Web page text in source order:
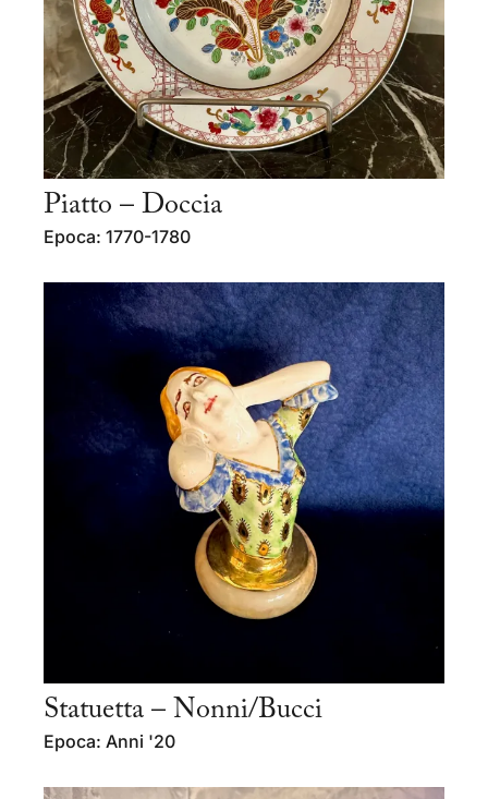
Piatto – Doccia
Epoca: 1770-1780
Statuetta – Nonni/Bucci
Epoca: Anni '20